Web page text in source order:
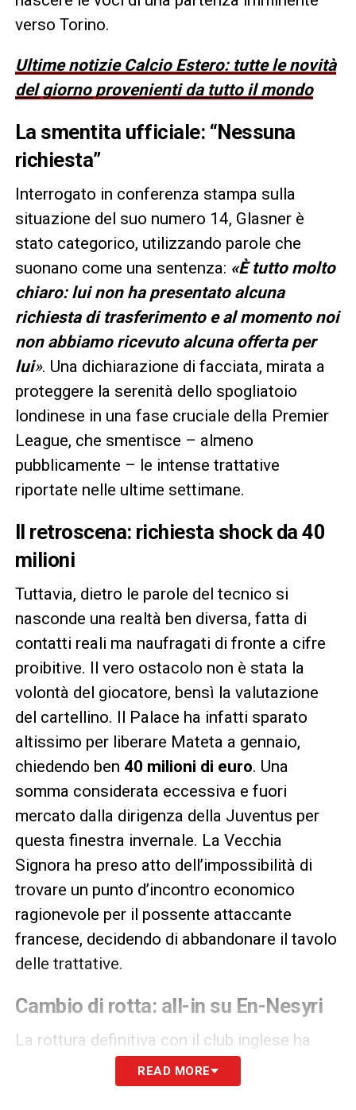
verso Torino.
Ultime notizie Calcio Estero: tutte le novità
del giorno provenienti da tutto il mondo
La smentita ufficiale: “Nessuna
richiesta”
Interrogato in conferenza stampa sulla
situazione del suo numero 14, Glasner è
stato categorico, utilizzando parole che
suonano come una sentenza: «È tutto molto
chiaro: lui non ha presentato alcuna
richiesta di trasferimento e al momento noi
non abbiamo ricevuto alcuna offerta per
lui». Una dichiarazione di facciata, mirata a
proteggere la serenità dello spogliatoio
londinese in una fase cruciale della Premier
League, che smentisce – almeno
pubblicamente – le intense trattative
riportate nelle ultime settimane.
Il retroscena: richiesta shock da 40
milioni
Tuttavia, dietro le parole del tecnico si
nasconde una realtà ben diversa, fatta di
contatti reali ma naufragati di fronte a cifre
proibitive. Il vero ostacolo non è stata la
volontà del giocatore, bensì la valutazione
del cartellino. Il Palace ha infatti sparato
altissimo per liberare Mateta a gennaio,
chiedendo ben 40 milioni di euro. Una
somma considerata eccessiva e fuori
mercato dalla dirigenza della Juventus per
questa finestra invernale. La Vecchia
Signora ha preso atto dell’impossibilità di
trovare un punto d’incontro economico
ragionevole per il possente attaccante
francese, decidendo di abbandonare il tavolo
delle trattative.
Cambio di rotta: all-in su En-Nesyri
La rottura definitiva con il club inglese ha
spinto i bianconeri a cambiare obiettivo con
rapidità e decisione. Abbandonata la pista
READ MORE